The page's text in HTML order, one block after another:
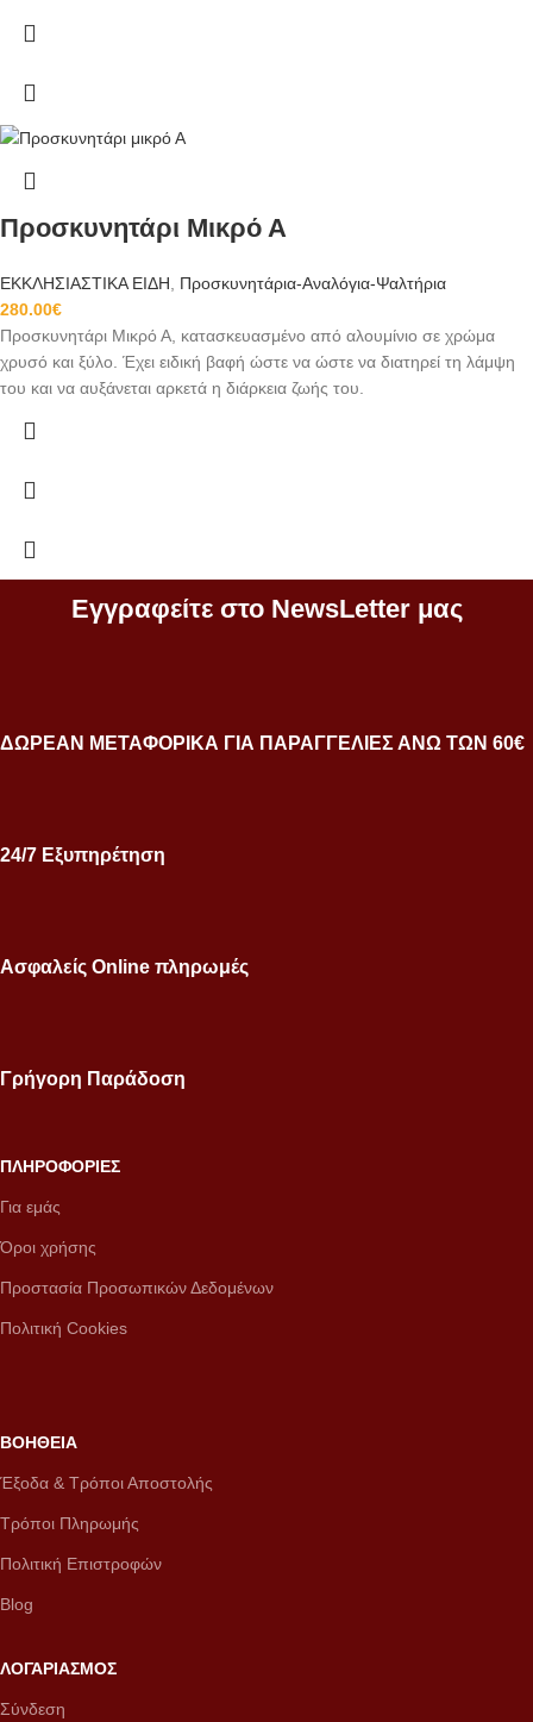
Προσκυνητάρι Μικρό Α
ΕΚΚΛΗΣΙΑΣΤΙΚΑ ΕΙΔΗ
Προσκυνητάρια-Αναλόγια-Ψαλτήρια
280.00€
Προσκυνητάρι Μικρό Α, κατασκευασμένο από αλουμίνιο σε χρώμα
χρυσό και ξύλο. Έχει ειδική βαφή ώστε να ώστε να διατηρεί τη λάμψη
του και να αυξάνεται αρκετά η διάρκεια ζωής του.
Εγγραφείτε στο NewsLetter μας
ΔΩΡΕΑΝ ΜΕΤΑΦΟΡΙΚΑ ΓΙΑ ΠΑΡΑΓΓΕΛΙΕΣ ΑΝΩ ΤΩΝ 60€
24/7 Εξυπηρέτηση
Ασφαλείς Online πληρωμές
Γρήγορη Παράδοση
ΠΛΗΡΟΦΟΡΙΕΣ
Για εμάς
Όροι χρήσης
Προστασία Προσωπικών Δεδομένων
Πολιτική Cookies
ΒΟΗΘΕΙΑ
Έξοδα & Τρόποι Αποστολής
Τρόποι Πληρωμής
Πολιτική Επιστροφών
Blog
ΛΟΓΑΡΙΑΣΜΟΣ
Σύνδεση